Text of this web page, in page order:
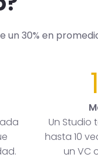
un 30% en
Un Studio
hasta 10
un VC